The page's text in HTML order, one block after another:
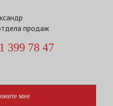
продаж
399 78 47
мне